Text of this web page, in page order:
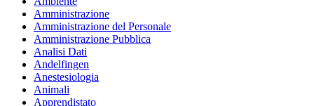
Amministrazione
Amministrazione del Personale
Amministrazione Pubblica
Analisi Dati
Andelfingen
Anestesiologia
Animali
Apprendistato